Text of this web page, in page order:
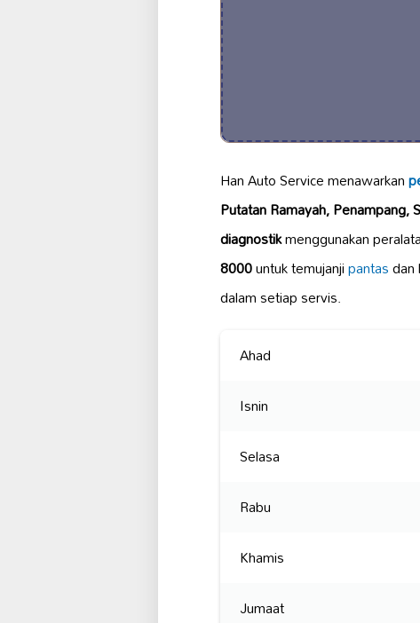
Han Auto Service menawarkan
Putatan Ramayah, Penampang,
diagnostikmenggunakan
8000untuk temujanjipantasdan
dalam setiap servis.
Ahad
Isnin
Selasa
Rabu
Khamis
Jumaat